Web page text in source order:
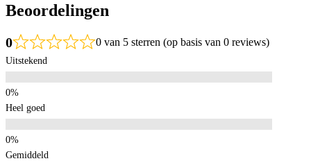
Beoordelingen
0 0 van 5 sterren (op basis van 0 reviews)
Uitstekend
Heel goed
Gemiddeld